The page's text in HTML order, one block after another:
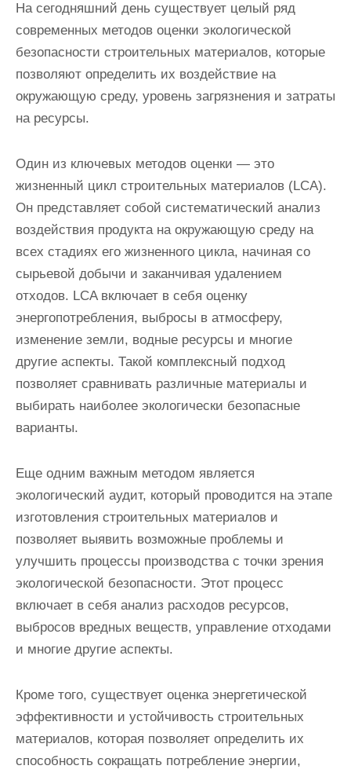
На сегодняшний день существует целый ряд
современных методов оценки экологической
безопасности строительных материалов, которые
позволяют определить их воздействие на
окружающую среду, уровень загрязнения и затраты
на ресурсы.
Один из ключевых методов оценки — это
жизненный цикл строительных материалов (LCA).
Он представляет собой систематический анализ
воздействия продукта на окружающую среду на
всех стадиях его жизненного цикла, начиная со
сырьевой добычи и заканчивая удалением
отходов. LCA включает в себя оценку
энергопотребления, выбросы в атмосферу,
изменение земли, водные ресурсы и многие
другие аспекты. Такой комплексный подход
позволяет сравнивать различные материалы и
выбирать наиболее экологически безопасные
варианты.
Еще одним важным методом является
экологический аудит, который проводится на этапе
изготовления строительных материалов и
позволяет выявить возможные проблемы и
улучшить процессы производства с точки зрения
экологической безопасности. Этот процесс
включает в себя анализ расходов ресурсов,
выбросов вредных веществ, управление отходами
и многие другие аспекты.
Кроме того, существует оценка энергетической
эффективности и устойчивость строительных
материалов, которая позволяет определить их
способность сокращать потребление энергии,